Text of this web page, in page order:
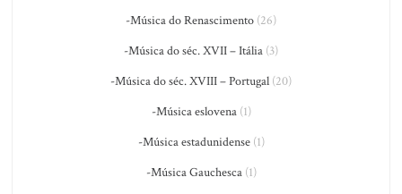
-Música do Renascimento (26)
-Música do séc. XVII – Itália (3)
-Música do séc. XVIII – Portugal (20)
-Música eslovena(1)
-Música estadunidense(1)
-Música Gauchesca(1)